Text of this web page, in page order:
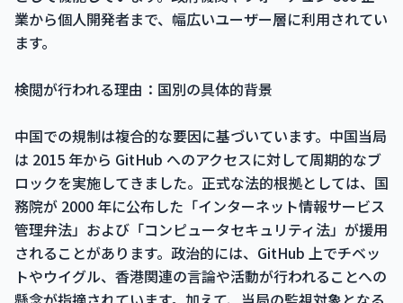
業から個人開発者まで、幅広いユーザー層に利用されてい
ます。
検閲が行われる理由：国別の具体的背景
中国での規制は複合的な要因に基づいています。中国当局
は 2015 年から GitHub へのアクセスに対して周期的なブ
ロックを実施してきました。正式な法的根拠としては、国
務院が 2000 年に公布した「インターネット情報サービス
管理弁法」および「コンピュータセキュリティ法」が援用
されることがあります。政治的には、GitHub 上でチベッ
トやウイグル、香港関連の言論や活動が行われることへの